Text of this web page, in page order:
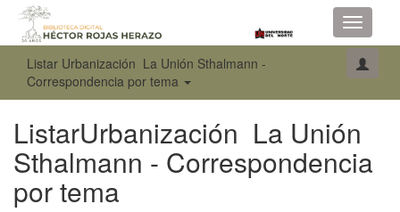
Toggle
Listar Urbanización La Unión Sthalmann -
Correspondencia por tema
ListarUrbanización La Unión
Sthalmann - Correspondencia
por tema